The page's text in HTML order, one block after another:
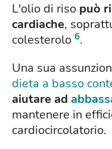
L'olio di riso può
cardiache,
colesterolo 6.
Una sua
dieta a basso
aiutare ad
mantenere in
cardiocircolatorio.